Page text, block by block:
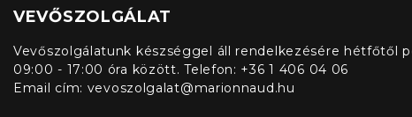
VEVŐSZOLGÁLAT
Vevőszolgálatunk készséggel áll rendelkezésére hétfőtől
09:00 - 17:00 óra között. Telefon: +36 1 406 04 06
Email cím: vevoszolgalat@marionnaud.hu